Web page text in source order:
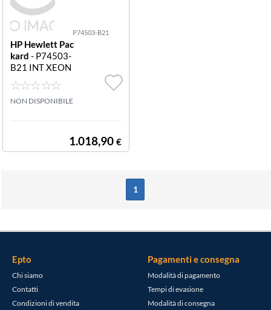
P74503-B21
HP Hewlett Pac
kard - P74503-
B21 INT XEON
6505P CPU FO
R HPE INT Xeon
6505P CPU for
NON DISPONIBILE
1.018,90 €
1
Epto
Chi siamo
Contatti
Condizioni di vendita
Pagamenti e consegna
Modalità di pagamento
Tempi di evasione
Modalità di consegna